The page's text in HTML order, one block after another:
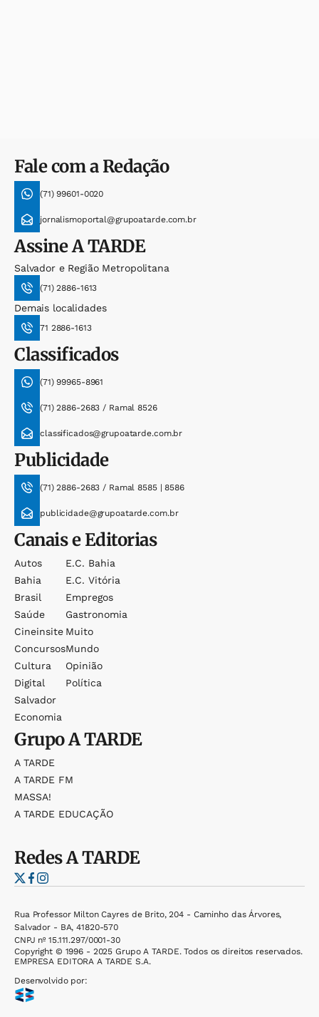
Fale com a Redação
(71) 99601-0020
jornalismoportal@grupoatarde.com.br
AssineA TARDE
Salvador e Região Metropolitana
(71) 2886-1613
Demais localidades
71 2886-1613
Classificados
(71) 99965-8961
(71) 2886-2683 / Ramal 8526
classificados@grupoatarde.com.br
Publicidade
(71) 2886-2683 / Ramal 8585 | 8586
publicidade@grupoatarde.com.br
Canais e Editorias
Autos
Bahia
Brasil
Saúde
Cineinsite
Concursos
Cultura
Digital
Salvador
Economia
E.c. Bahia
E.c. Vitória
Empregos
Gastronomia
Muito
Mundo
Opinião
Política
GrupoA TARDE
A TARDE
A TARDE FM
MASSA!
A TARDE EDUCAÇÃO
RedesA TARDE
Rua Professor Milton Cayres de Brito, 204 - Caminho das Árvores,
Salvador - BA, 41820-570
CNPJ nº 15.111.297/0001-30
Copyright © 1996 - 2025 Grupo A TARDE. Todos os direitos reservados.
EMPRESA EDITORA A TARDE S.A.
Desenvolvido por: